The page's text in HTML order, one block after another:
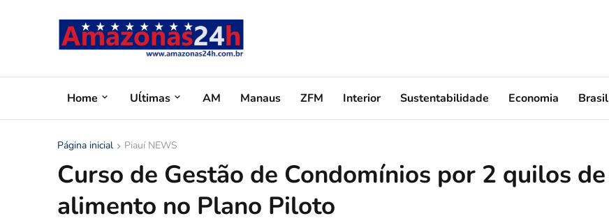
Home Uĺtimas AM Manaus ZFM Interior Sustentabilidade Economia Brasil
Página inicial Piauí NEWS
Curso de Gestão de Condomínios por 2 quilos de
alimento no Plano Piloto